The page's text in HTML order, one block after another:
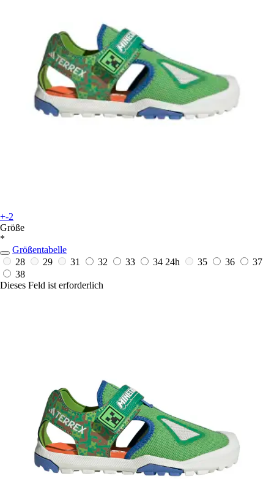
+-2
Größe
*
Größentabelle
28
29 31 32 33 34 24h 35 36
37
38
Dieses Feld ist erforderlich